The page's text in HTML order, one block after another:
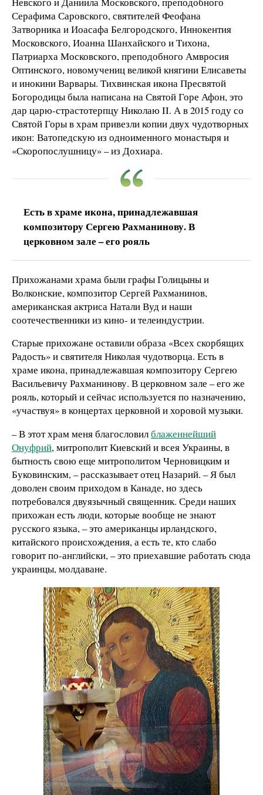
Серафима Саровского, святителей Феофана
Затворника и Иоасафа Белгородского, Иннокентия
Московского, Иоанна Шанхайского и Тихона,
Патриарха Московского, преподобного Амвросия
Оптинского, новомучениц великой княгини Елисаветы
и инокини Варвары. Тихвинская икона Пресвятой
Богородицы была написана на Святой Горе Афон, это
дар царю-страстотерпцу Николаю II. А в 2015 году со
Святой Горы в храм привезли копии двух чудотворных
икон: Ватопедскую из одноименного монастыря и
«Скоропослушницу» – из Дохиара.
Есть в храме икона, принадлежавшая
композитору Сергею Рахманинову. В
церковном зале – его рояль
Прихожанами храма были графы Голицыны и
Волконские, композитор Сергей Рахманинов,
американская актриса Натали Вуд и наши
соотечественники из кино- и телеиндустрии.
Старые прихожане оставили образа «Всех скорбящих
Радость» и святителя Николая чудотворца. Есть в
храме икона, принадлежавшая композитору Сергею
Васильевичу Рахманинову. В церковном зале – его же
рояль, который и сейчас используется по назначению,
«участвуя» в концертах церковной и хоровой музыки.
– В этот храм меня благословилблаженнейший
Онуфрий, митрополит Киевский и всея Украины, в
бытность свою еще митрополитом Черновицким и
Буковинским, – рассказывает отец Назарий. – Я был
доволен своим приходом в Канаде, но здесь
потребовался двуязычный священник. Среди наших
прихожан есть люди, которые вообще не знают
русского языка, – это американцы ирландского,
китайского происхождения, а есть те, кто слабо
говорит по-английски, – это приехавшие работать сюда
украинцы, молдаване.